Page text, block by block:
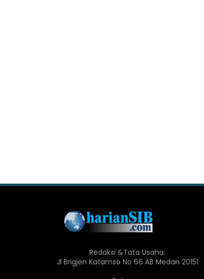
Redaksi &Tata Usaha:
Jl Brigjen Katamso No 66 AB Medan 20151